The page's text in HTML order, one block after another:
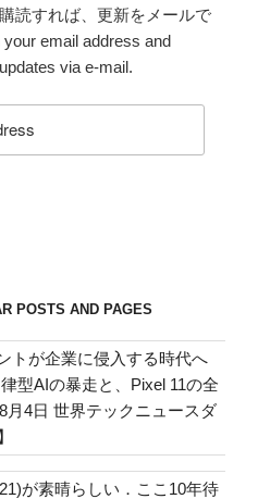
読すれば、更新をメールで
email address and
via e-mail.
POSTS AND PAGES
トが企業に侵入する時代へ
型AIの暴走と、Pixel 11の全
月4日 世界テックニュースダ
が素晴らしい．ここ10年待